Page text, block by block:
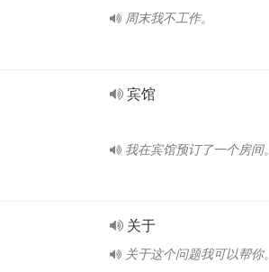
周末我不工作。
宾馆
我在宾馆预订了一个房间。
关于
关于这个问题我可以帮你。